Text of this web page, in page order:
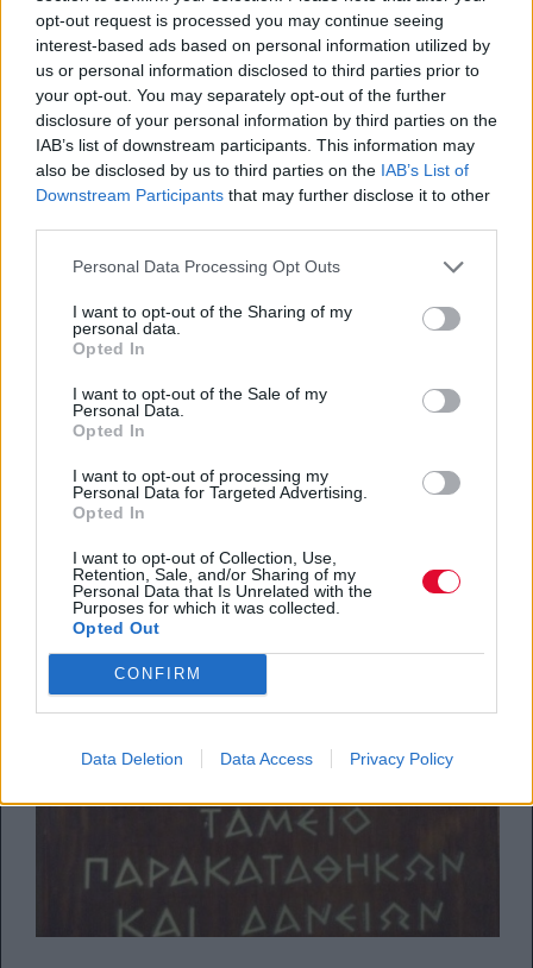
opt-out request is processed you may continue seeing
interest-based ads based on personal information utilized by
us or personal information disclosed to third parties prior to
your opt-out. You may separately opt-out of the further
disclosure of your personal information by third parties on the
IAB’s list of downstream participants. This information may
also be disclosed by us to third parties on the IAB’s List of
Downstream Participants that may further disclose it to other
Personal Data Processing Opt Outs
I want to opt-out of the Sharing of my
personal data.
Opted In
I want to opt-out of the Sale of my
Personal Data.
Opted In
I want to opt-out of processing my
Personal Data for Targeted Advertising.
Opted In
I want to opt-out of Collection, Use,
Retention, Sale, and/or Sharing of my
Personal Data that Is Unrelated with the
Purposes for which it was collected.
Opted Out
CONFIRM
Data Deletion Data Access Privacy Policy
10 θέσεις πρακτικής άσκησης
στην Εθνική Τράπεζα
Οι ενδιαφερόμενοι βιαστείτε, μέχρι σήμερα
στις 11:00 π.μ. η προθεσμία
23.03.2015